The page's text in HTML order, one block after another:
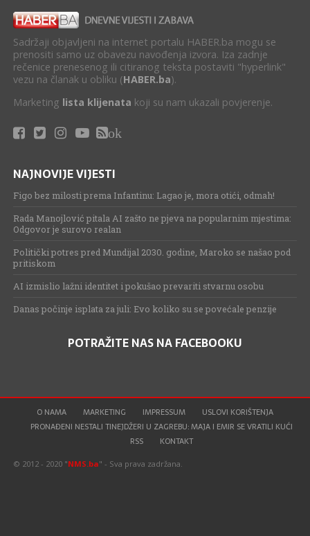
Sadržaji objavljeni na internet portalu HABER.ba mogu se
prenositi samo uz obavezu navođenja izvora. Iza zadnje
rečenice prenesenog ili citiranog teksta postaviti "hyperlink"
vezu na članak u obliku (HABER.ba).
Marketing lista klijenata koji su nam ukazali povjerenje.
ok
NAJNOVIJE VIJESTI
Figo bez milosti prema Infantinu: Lagao je, mora otići, odmah!
Rada Manojlović pitala AI zašto ne pjeva na popularnim mjestima:
Odgovor je surovo realan
Politički potres pred Mundijal 2030. godine, Maroko se našao pod
pritiskom
AI izmislio lažni identitet i pokušao prevariti stvarnu osobu
Danas počinje isplata za juli: Evo koliko su se povećale penzije
POTRAŽITE NAS NA FACEBOOKU
O NAMA MARKETING IMPRESSUM
USLOVI KORIŠTENJA
PRONAĐENI NESTALI TINEJDŽERI U ZAGREBU: MAJA I EMIR SE VRATILI KUĆI
RSS
KONTAKT
© 2012 - 2020 "NMS.ba" - Sva prava zadržana.